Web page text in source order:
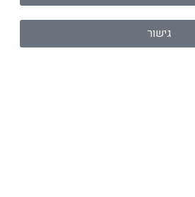
גישור